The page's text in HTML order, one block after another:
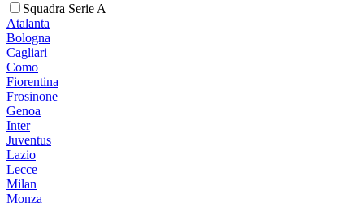
Squadra Serie A
Atalanta
Bologna
Cagliari
Como
Fiorentina
Frosinone
Genoa
Inter
Juventus
Lazio
Lecce
Milan
Monza